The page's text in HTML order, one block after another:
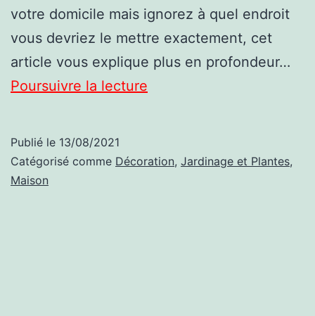
votre domicile mais ignorez à quel endroit
vous devriez le mettre exactement, cet
article vous explique plus en profondeur…
Poursuivre la lecture
Bouddha
Publié le 13/08/2021
Catégorisé comme Décoration, Jardinage et Plantes,
Maison